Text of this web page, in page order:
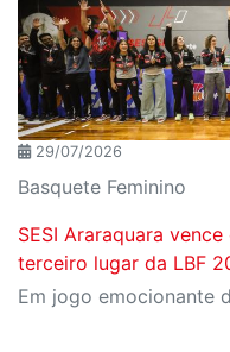
29/07/2026
Basquete Feminino
SESI Araraquara
terceiro lugar da LBF